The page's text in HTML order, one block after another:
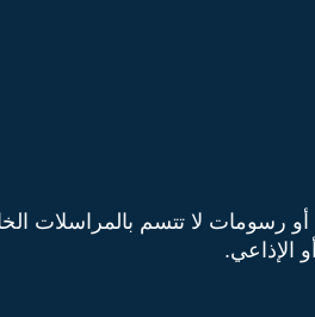
رسومات لا تتسم بالمراسلات
الإذاعي.